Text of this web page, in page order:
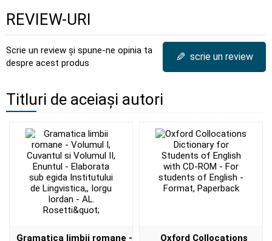
REVIEW-URI
Scrie un review și spune-ne opinia ta
despre acest produs
✎ scrie un review
Titluri de aceiași autori
Gramatica limbii romane - Oxford Collocations